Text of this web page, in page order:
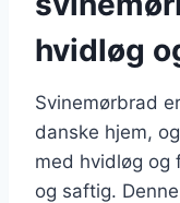
hvidløg
Svinemørbrad
danske hjem,
med hvidløg
og saftig.